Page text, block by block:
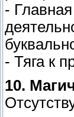
-
- Тяга к
10.